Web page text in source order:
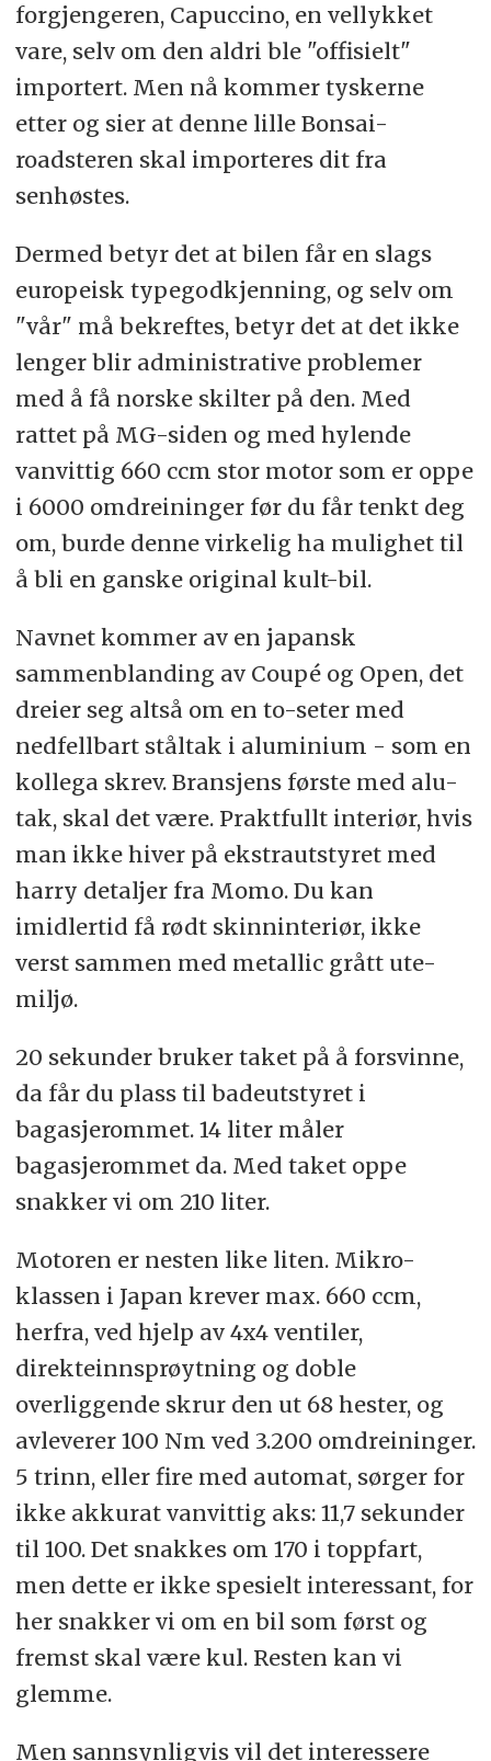
forgjengeren, Capuccino, en vellykket
vare, selv om den aldri ble "offisielt"
importert. Men nå kommer tyskerne
etter og sier at denne lille Bonsai-
roadsteren skal importeres dit fra
senhøstes.
Dermed betyr det at bilen får en slags
europeisk typegodkjenning, og selv om
"vår" må bekreftes, betyr det at det ikke
lenger blir administrative problemer
med å få norske skilter på den. Med
rattet på MG-siden og med hylende
vanvittig 660 ccm stor motor som er oppe
i 6000 omdreininger før du får tenkt deg
om, burde denne virkelig ha mulighet til
å bli en ganske original kult-bil.
Navnet kommer av en japansk
sammenblanding av Coupé og Open, det
dreier seg altså om en to-seter med
nedfellbart ståltak i aluminium - som en
kollega skrev. Bransjens første med alu-
tak, skal det være. Praktfullt interiør, hvis
man ikke hiver på ekstrautstyret med
harry detaljer fra Momo. Du kan
imidlertid få rødt skinninteriør, ikke
verst sammen med metallic grått ute-
miljø.
20 sekunder bruker taket på å forsvinne,
da får du plass til badeutstyret i
bagasjerommet. 14 liter måler
bagasjerommet da. Med taket oppe
snakker vi om 210 liter.
Motoren er nesten like liten. Mikro-
klassen i Japan krever max. 660 ccm,
herfra, ved hjelp av 4x4 ventiler,
direkteinnsprøytning og doble
overliggende skrur den ut 68 hester, og
avleverer 100 Nm ved 3.200 omdreininger.
5 trinn, eller fire med automat, sørger for
ikke akkurat vanvittig aks: 11,7 sekunder
til 100. Det snakkes om 170 i toppfart,
men dette er ikke spesielt interessant, for
her snakker vi om en bil som først og
fremst skal være kul. Resten kan vi
glemme.
Men sannsynligvis vil det interessere